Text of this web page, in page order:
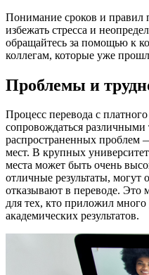
Понимание сроков и правил
избежать стресса и
обращайтесь за помощью к
коллегам, которые уже
Проблемы и
Процесс перевода с
сопровождаться
распространенных проблем
мест. В крупных
места может быть очень
отличные результаты, могут
отказывают в переводе. Это
для тех, кто приложил
академических результатов.